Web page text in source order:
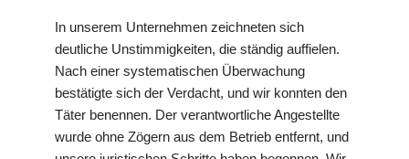
In unserem Unternehmen zeichneten sich
deutliche Unstimmigkeiten, die ständig auffielen.
Nach einer systematischen Überwachung
bestätigte sich der Verdacht, und wir konnten den
Täter benennen. Der verantwortliche Angestellte
wurde ohne Zögern aus dem Betrieb entfernt, und